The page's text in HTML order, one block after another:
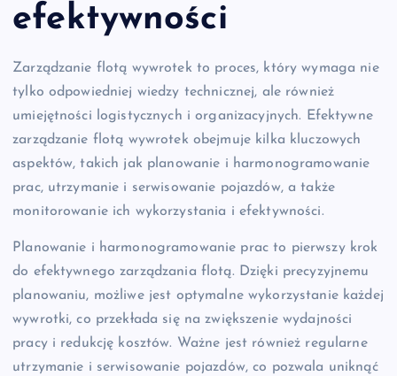
efektywności
Zarządzanie flotą wywrotek to proces, który wymaga nie
tylko odpowiedniej wiedzy technicznej, ale również
umiejętności logistycznych i organizacyjnych. Efektywne
zarządzanie flotą wywrotek obejmuje kilka kluczowych
aspektów, takich jak planowanie i harmonogramowanie
prac, utrzymanie i serwisowanie pojazdów, a także
monitorowanie ich wykorzystania i efektywności.
Planowanie i harmonogramowanie prac to pierwszy krok
do efektywnego zarządzania flotą. Dzięki precyzyjnemu
planowaniu, możliwe jest optymalne wykorzystanie każdej
wywrotki, co przekłada się na zwiększenie wydajności
pracy i redukcję kosztów. Ważne jest również regularne
utrzymanie i serwisowanie pojazdów, co pozwala uniknąć